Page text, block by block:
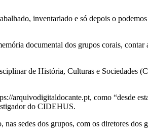
inventariado e só depois o
documental dos grupos corais,
de História, Culturas e Sociedades
arquivodigitaldocante.pt, como “desde
do CIDEHUS.
sedes dos grupos, com os diretores